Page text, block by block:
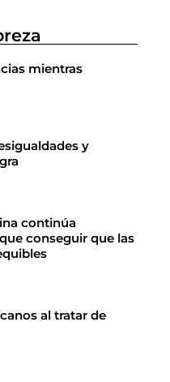
mientras
y
continúa
conseguir que las
al tratar de